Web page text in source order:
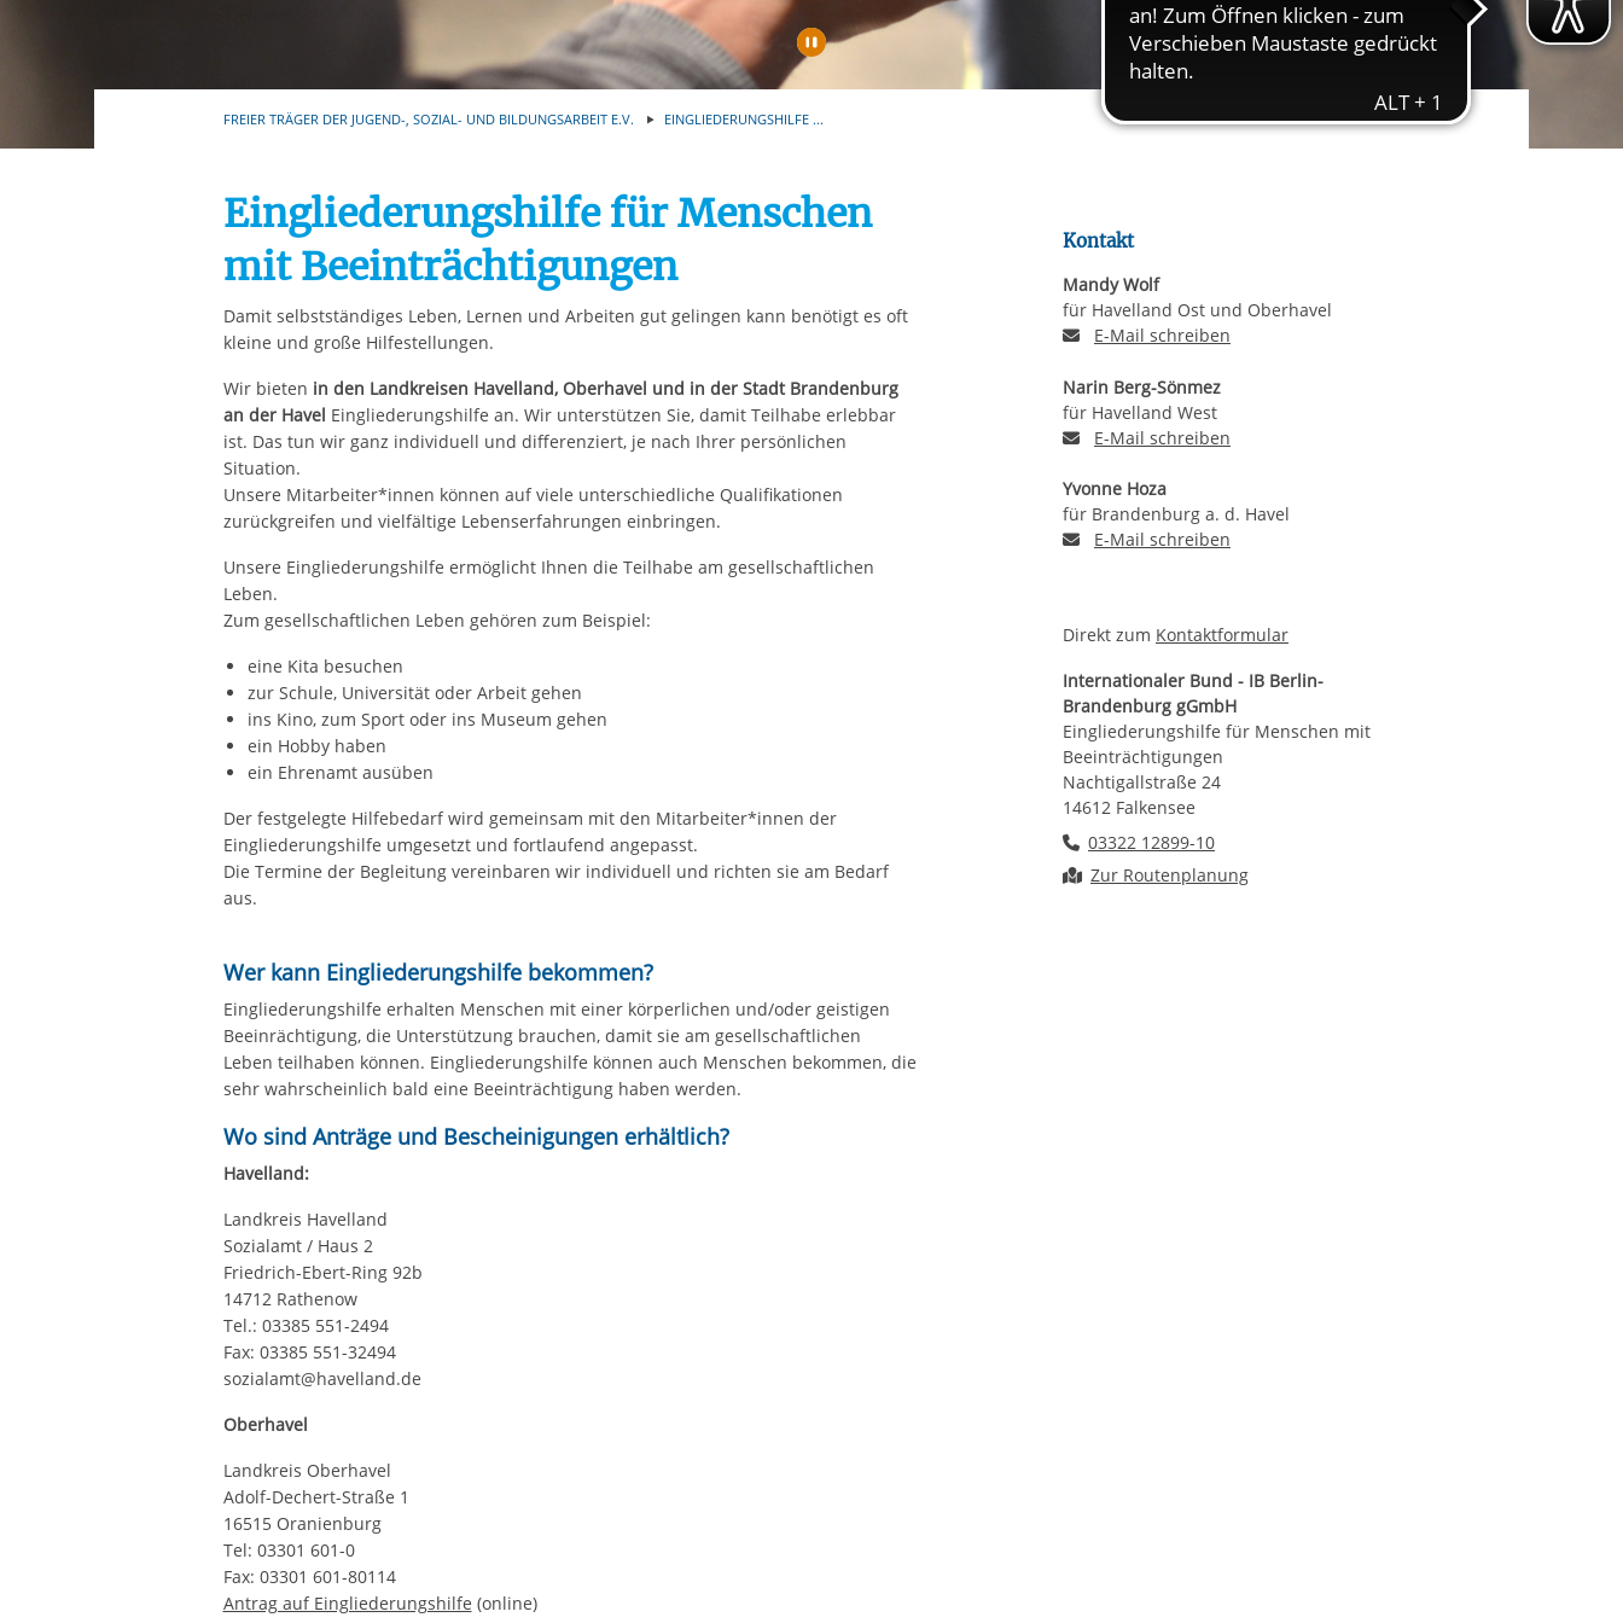
Ihre etwaige Einwilligung erstreckt sich nicht auf notwendige Cookies, die erforderlich zur Bereitstellung
der von Ihnen aufgerufenen und somit gewünschten Website-Funktionen sind. Diese Cookies setzen wir
aufgrund berechtigter Interessen und daher unabhängig von einer Einwilligung.Automatische Wiedergabe starten/stoppen
FREIER TRÄGER DER JUGEND-, SOZIAL- UND BILDUNGSARBEIT E.V. EINGLIEDERUNGSHILFE ...
Eingliederungshilfe für Menschen
mit Beeinträchtigungen
Damit selbstständiges Leben, Lernen und Arbeiten gut gelingen kann benötigt es oft
kleine und große Hilfestellungen.
Wir bieten in den Landkreisen Havelland, Oberhavel und in der Stadt Brandenburg
an der Havel Eingliederungshilfe an. Wir unterstützen Sie, damit Teilhabe erlebbar
ist. Das tun wir ganz individuell und differenziert, je nach Ihrer persönlichen
Situation.
Unsere Mitarbeiter*innen können auf viele unterschiedliche Qualifikationen
zurückgreifen und vielfältige Lebenserfahrungen einbringen.
Unsere Eingliederungshilfe ermöglicht Ihnen die Teilhabe am gesellschaftlichen
Leben.
Zum gesellschaftlichen Leben gehören zum Beispiel:
eine Kita besuchen
zur Schule, Universität oder Arbeit gehen
ins Kino, zum Sport oder ins Museum gehen
ein Hobby haben
ein Ehrenamt ausüben
Der festgelegte Hilfebedarf wird gemeinsam mit den Mitarbeiter*innen der
Eingliederungshilfe umgesetzt und fortlaufend angepasst.
Die Termine der Begleitung vereinbaren wir individuell und richten sie am Bedarf
aus.
Wer kann Eingliederungshilfe bekommen?
Eingliederungshilfe erhalten Menschen mit einer körperlichen und/oder geistigen
Beeinrächtigung, die Unterstützung brauchen, damit sie am gesellschaftlichen
Leben teilhaben können. Eingliederungshilfe können auch Menschen bekommen, die
sehr wahrscheinlich bald eine Beeinträchtigung haben werden.
Wo sind Anträge und Bescheinigungen erhältlich?
Havelland:
Landkreis Havelland
Sozialamt / Haus 2
Friedrich-Ebert-Ring 92b
14712 Rathenow
Tel.: 03385 551-2494
Fax: 03385 551-32494
sozialamt@havelland.de
Oberhavel
Landkreis Oberhavel
Adolf-Dechert-Straße 1
16515 Oranienburg
Tel: 03301 601-0
Fax: 03301 601-80114
Antrag auf Eingliederungshilfe (online)
Kontakt
Mandy Wolf
für Havelland Ost und Oberhavel
E-Mail an Mandy Wolf
E-Mail schreiben
Narin Berg-Sönmez
für Havelland West
E-Mail an Narin Berg-Sönmez
E-Mail schreiben
Yvonne Hoza
für Brandenburg a. d. Havel
E-Mail an Yvonne Hoza
E-Mail schreiben
Direkt zum Kontaktformular
Internationaler Bund - IB Berlin-
Brandenburg gGmbH
Eingliederungshilfe für Menschen mit
Beeinträchtigungen
Nachtigallstraße 24
14612 Falkensee
Telefonnummer
03322 12899-10
Route planen
Zur Routenplanung